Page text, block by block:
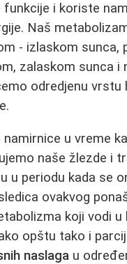
i koriste
Naš
- izlaskom sunca,
zalaskom sunca i
odredjenu vrstu
u vreme
naše žlezde i
u periodu kada se
ovakvog
koji vodi
opštu tako i
naslaga u